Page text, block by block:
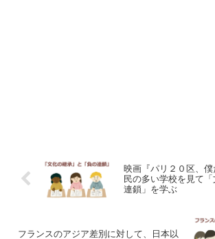
映画『パリ２０区、
民の多い学校を見て
連鎖」を学ぶ
フランスのアジア差別に対して、日本以